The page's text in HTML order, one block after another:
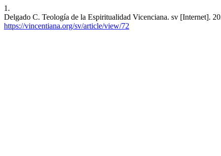
1.
Delgado C. Teología de la Espiritualidad Vicenciana. sv [Internet].
https://vincentiana.org/sv/article/view/72